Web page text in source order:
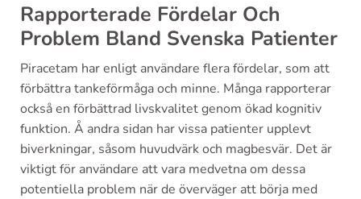
Rapporterade Fördelar Och
Problem Bland Svenska Patienter
Piracetam har enligt användare flera fördelar, som att
förbättra tankeförmåga och minne. Många rapporterar
också en förbättrad livskvalitet genom ökad kognitiv
funktion. Å andra sidan har vissa patienter upplevt
biverkningar, såsom huvudvärk och magbesvär. Det är
viktigt för användare att vara medvetna om dessa
potentiella problem när de överväger att börja med